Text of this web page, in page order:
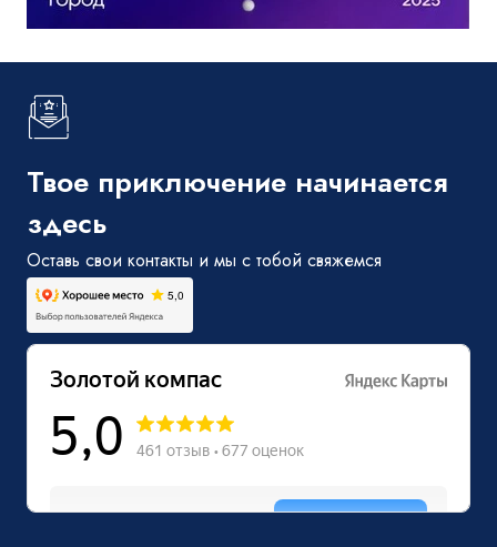
Твое приключение начинается
здесь
Оставь свои контакты и мы с тобой свяжемся